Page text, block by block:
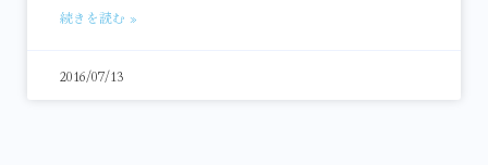
続きを読む »
2016/07/13